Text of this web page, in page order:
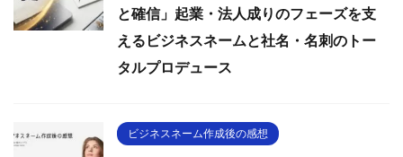
と確信」起業・法人成りのフェーズを支
えるビジネスネームと社名・名刺のトー
タルプロデュース
ビジネスネーム作成後の感想